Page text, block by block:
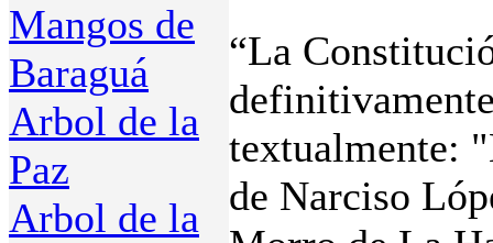
Mangos de
Baraguá
Arbol de la
Paz
Arbol de la
“La
textualmente:
de Narciso